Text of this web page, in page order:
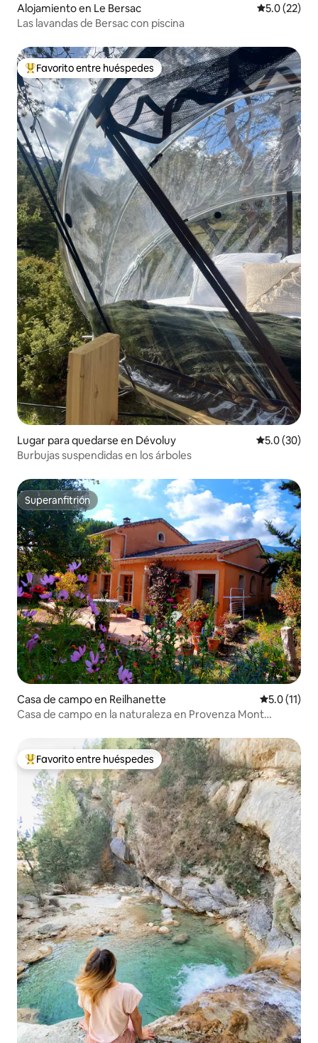
Alojamiento en Le Bersac Calificación
5.0 (22)
Las lavandas de Bersac con piscina
Favorito entre huéspedes preferido
Favorito entre huéspedes
Lugar para quedarse en Dévoluy Calificación
5.0 (30)
Burbujas suspendidas en los árboles
Superanfitrión
Superanfitrión
Casa de campo en Reilhanette Calificación
5.0 (11)
Casa de campo en la naturaleza en Provenza Mont
Favorito entre huéspedes preferido
Favorito entre huéspedes